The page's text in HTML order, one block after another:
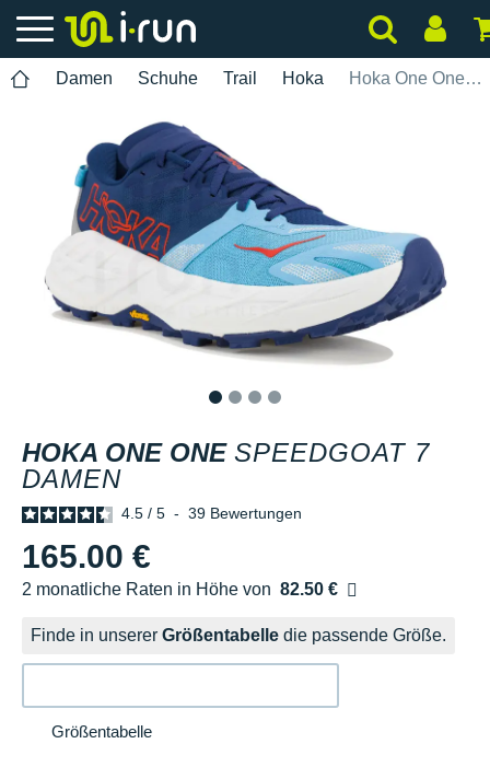
Damen Schuhe Trail Hoka Hoka One One Speedgoat 7 Damen
HOKA ONE ONE SPEEDGOAT 7
DAMEN
4.5 / 5 - 39 Bewertungen
165.00 €
2 monatliche Raten in Höhe von 82.50 €
Ohne Zusatzkosten
Finde in unserer Größentabelle die passende Größe.
Größentabelle